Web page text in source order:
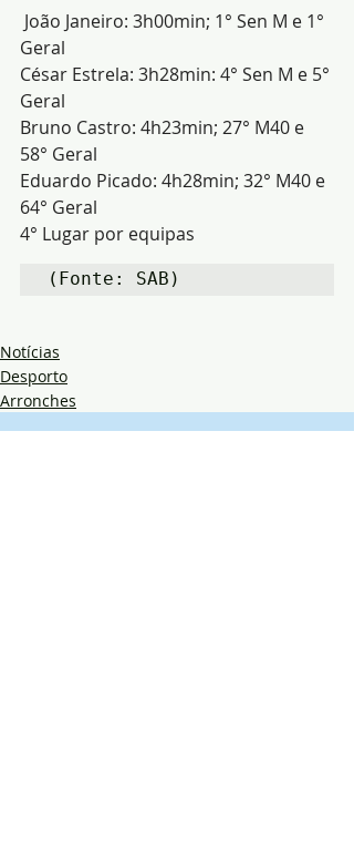
João Janeiro: 3h00min; 1° Sen M e 1°
Geral
César Estrela: 3h28min: 4° Sen M e 5°
Geral
Bruno Castro: 4h23min; 27° M40 e
58° Geral
Eduardo Picado: 4h28min; 32° M40 e
64° Geral
4° Lugar por equipas
(Fonte: SAB)
Notícias
Desporto
Arronches